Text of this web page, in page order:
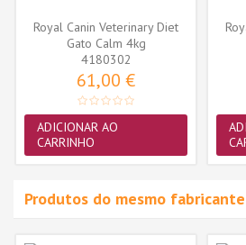
Royal Canin Veterinary Diet
Gato Calm 4kg
4180302
61,00 €
ADICIONAR AO
CARRINHO
Produtos do mesmo fabricante